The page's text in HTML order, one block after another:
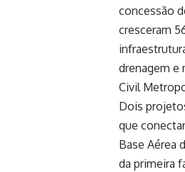
concessão
cresceram
drenagem e
Civil
Dois
que
Base Aérea
da primeira